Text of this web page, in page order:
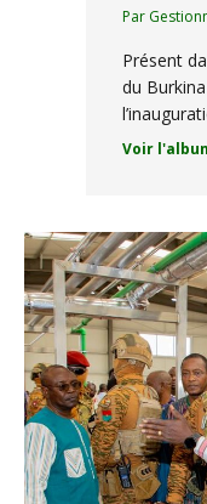
Par
Présent
du
Voir